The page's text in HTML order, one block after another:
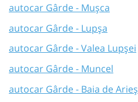
autocar Gârde - Mușca
autocar Gârde - Lupșa
autocar Gârde - Valea Lupșei
autocar Gârde - Muncel
autocar Gârde - Baia de Arieș